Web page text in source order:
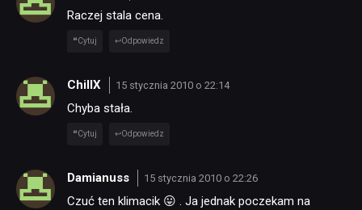
Raczej stala cena.
Cytuj Odpowiedz
ChillX 15 stycznia 2010 o 22:14
Chyba stała.
Cytuj Odpowiedz
Damianuss 15 stycznia 2010 o 22:26
Czuć ten klimacik 😛 . Ja jednak poczekam na